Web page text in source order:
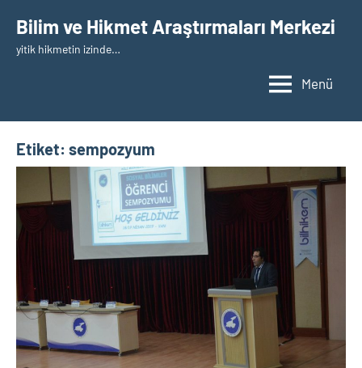
geçBilim ve Hikmet Araştırmaları Merkezi
yitik hikmetin izinde…
Menü
Etiket: sempozyum